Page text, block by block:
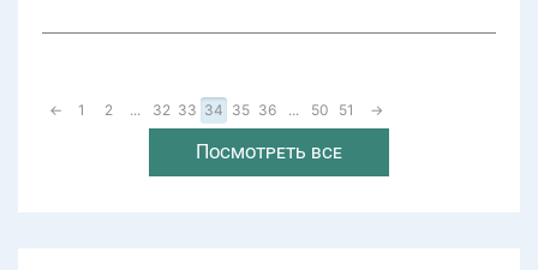
← 1 2 ... 32 33 34 35 36 ... 50 51 →
Посмотреть все